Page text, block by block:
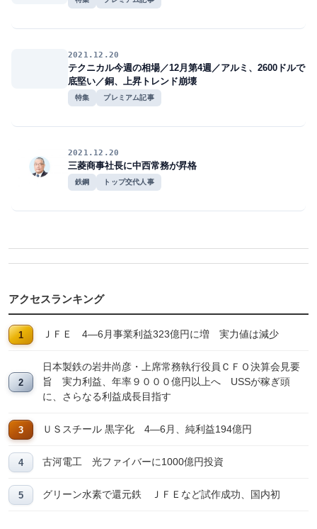
2021.12.20
テクニカル今週の相場／12月第4週／アルミ、2600ドルで
底堅い／銅、上昇トレンド崩壊
特集 プレミアム記事
2021.12.20
三菱商事社長に中西常務が昇格
鉄鋼 トップ交代人事
アクセスランキング
ＪＦＥ 4―6月事業利益323億円に増 実力値は減少
日本製鉄の岩井尚彦・上席常務執行役員ＣＦＯ決算会見要
旨 実力利益、年率９０００億円以上へ USSが稼ぎ頭
に、さらなる利益成長目指す
ＵＳスチール 黒字化 4―6月、純利益194億円
古河電工 光ファイバーに1000億円投資
グリーン水素で還元鉄 ＪＦＥなど試作成功、国内初